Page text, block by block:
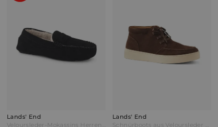
Lands' End
Veloursleder-Mokassins Herren Schwarz by Lands' End
Lands' End
Schnürboots aus Veloursleder Herren Braun by Lands' End